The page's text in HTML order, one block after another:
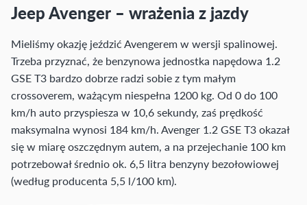
Jeep Avenger – wrażenia z jazdy
Mieliśmy okazję jeździć Avengerem w wersji spalinowej.
Trzeba przyznać, że benzynowa jednostka napędowa 1.2
GSE T3 bardzo dobrze radzi sobie z tym małym
crossoverem, ważącym niespełna 1200 kg. Od 0 do 100
km/h auto przyspiesza w 10,6 sekundy, zaś prędkość
maksymalna wynosi 184 km/h. Avenger 1.2 GSE T3 okazał
się w miarę oszczędnym autem, a na przejechanie 100 km
potrzebował średnio ok. 6,5 litra benzyny bezołowiowej
(według producenta 5,5 l/100 km).